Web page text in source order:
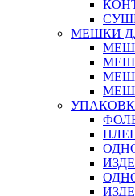
МЕШКИ